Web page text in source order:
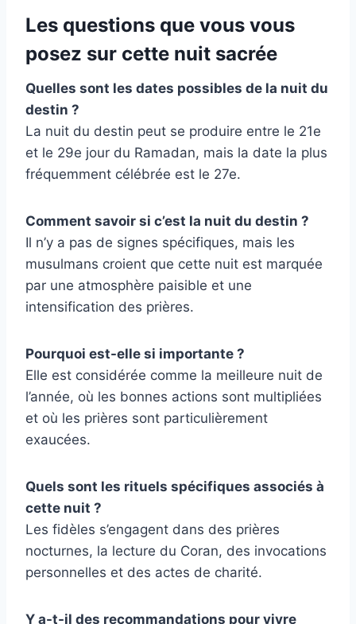
Les questions que vous vous
posez sur cette nuit sacrée
Quelles sont les dates possibles de la nuit du
destin ?
La nuit du destin peut se produire entre le 21e
et le 29e jour du Ramadan, mais la date la plus
fréquemment célébrée est le 27e.
Comment savoir si c’est la nuit du destin ?
Il n’y a pas de signes spécifiques, mais les
musulmans croient que cette nuit est marquée
par une atmosphère paisible et une
intensification des prières.
Pourquoi est-elle si importante ?
Elle est considérée comme la meilleure nuit de
l’année, où les bonnes actions sont multipliées
et où les prières sont particulièrement
exaucées.
Quels sont les rituels spécifiques associés à
cette nuit ?
Les fidèles s’engagent dans des prières
nocturnes, la lecture du Coran, des invocations
personnelles et des actes de charité.
Y a-t-il des recommandations pour vivre